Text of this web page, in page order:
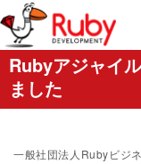
Rubyアジャイ
ました
一般社団法人Rubyビジ